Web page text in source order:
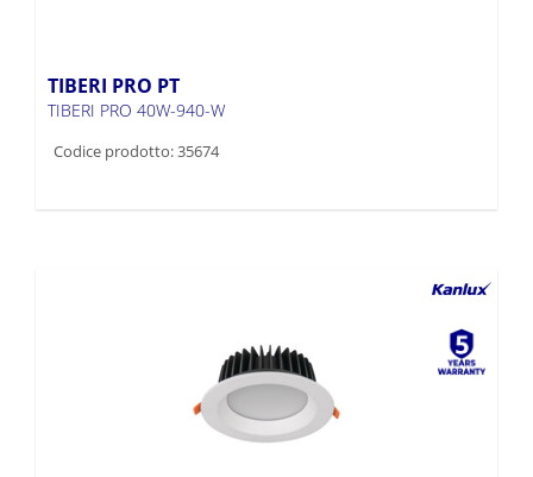
TIBERI PRO PT
TIBERI PRO 40W-940-W
Codice prodotto: 35674